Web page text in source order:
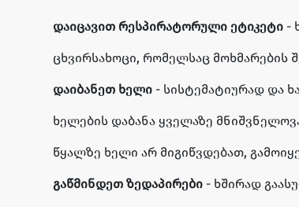
დაიცავით რესპირატორული ეტიკეტი -
ცხვირსახოცი, რომელსაც მოხმარების
დაიბანეთ ხელი - სისტემატიურად და
ხელების დაბანა ყველაზე
წყალზე ხელი არ მიგიწვდებათ,
გაწმინდეთ ზედაპირები - ხშირად